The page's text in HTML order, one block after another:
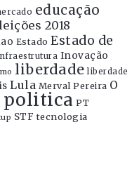
educação
2018
Estado Estado de
Inovação
liberdade liberdade
Lula Merval Pereira O
politica PT
STF tecnologia